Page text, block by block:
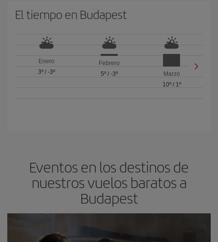
El tiempo en Budapest
Enero
3º/ -3º
Febrero
5º/ -3º
Marzo
10º/ 1º
Eventos en los destinos de
nuestros vuelos baratos a
Budapest